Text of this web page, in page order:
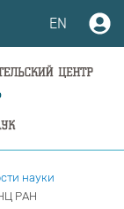
EN
науки
РАН